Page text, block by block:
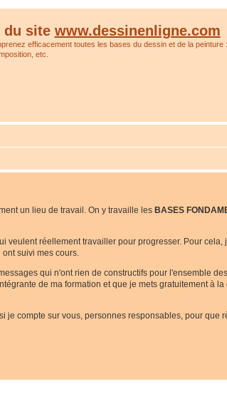
du site www.dessinenligne.com
efficacement toutes les bases du dessin et de la peinture :
etc.
un lieu de travail. On y travaille les BASES
réellement travailler pour progresser. Pour
suivi mes cours.
qui n'ont rien de constructifs pour l'ensemble
de ma formation et que je mets gratuitement à
je compte sur vous, personnes responsables, pour